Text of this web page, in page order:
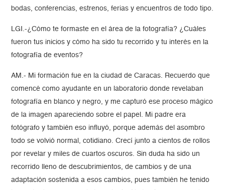
bodas, conferencias, estrenos, ferias y encuentros de todo tipo.
LGI.-¿Cómo te formaste en el área de la fotografía? ¿Cuáles
fueron tus inicios y cómo ha sido tu recorrido y tu interés en la
fotografía de eventos?
AM.- Mi formación fue en la ciudad de Caracas. Recuerdo que
comencé como ayudante en un laboratorio donde revelaban
fotografía en blanco y negro, y me capturó ese proceso mágico
de la imagen apareciendo sobre el papel. Mi padre era
fotógrafo y también eso influyó, porque además del asombro
todo se volvió normal, cotidiano. Crecí junto a cientos de rollos
por revelar y miles de cuartos oscuros. Sin duda ha sido un
recorrido lleno de descubrimientos, de cambios y de una
adaptación sostenida a esos cambios, pues también he tenido